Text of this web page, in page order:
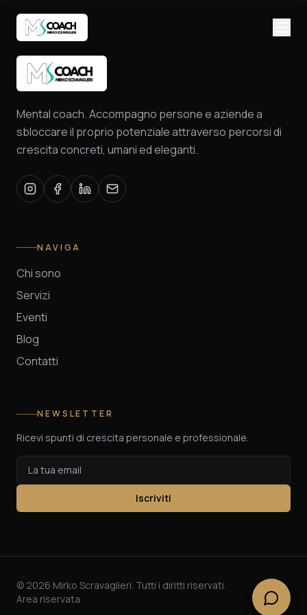
Mental coach. Accompagno persone e aziende a
sbloccare il proprio potenziale attraverso percorsi di
crescita concreti, umani ed eleganti.
NAVIGA
Chi sono
Servizi
Eventi
Blog
Contatti
NEWSLETTER
Ricevi spunti di crescita personale e professionale.
Iscriviti
© 2026 Mirko Scravaglieri. Tutti i diritti riservati.
Area riservata